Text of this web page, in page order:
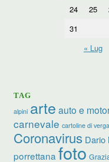
24
25
31
« Lug
TAG
alpini arte auto e
carnevale cartoline di
Coronavirus Dario
porrettana foto